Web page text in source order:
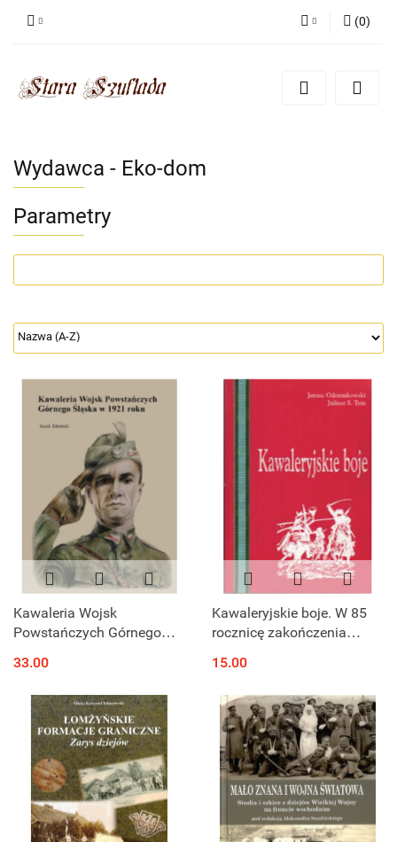
Zarejestruj się
(0)
Wydawca - Eko-dom
Parametry
Kawaleria Wojsk
Powstańczych Górnego
33.00
Kawaleryjskie boje. W 85
rocznicę zakończenia
15.00